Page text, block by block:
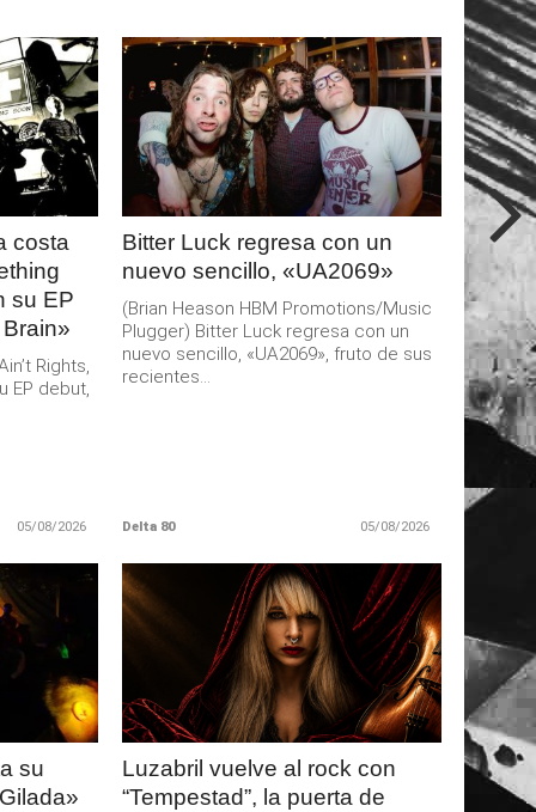
costa
su EP
Rights,
EP debut,
05/08/2026
LEER
MAS
Bitter Luck regresa con un
nuevo sencillo, «UA2069»
(Brian Heason HBM Promotions/Music
Plugger) Bitter Luck regresa con un
nuevo sencillo, «UA2069», fruto de sus
recientes...
Delta 80 05/08/2026
su
LEER
MAS
Luzabril vuelve al rock con
“Tempestad”, la puerta de